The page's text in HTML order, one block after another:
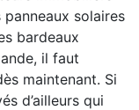
solaires
bardeaux
il faut
maintenant. Si
d’ailleurs qui